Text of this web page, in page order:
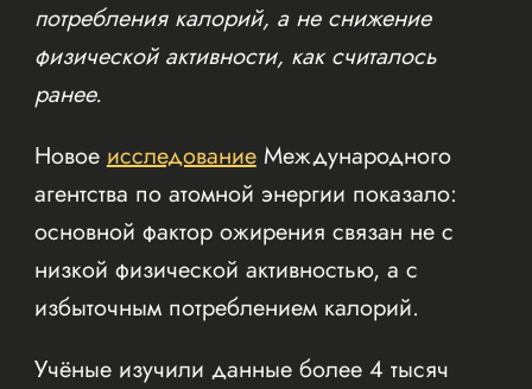
потребления калорий, а не снижение
физической активности, как считалось
ранее.
НовоеисследованиеМеждународного
агентства по атомной энергии показало:
основной фактор ожирения связан не с
низкой физической активностью, а с
избыточным потреблением калорий.
Учёные изучили данные более 4 тысяч